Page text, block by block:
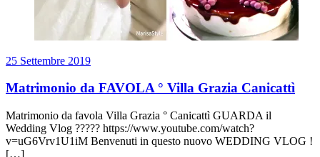
25 Settembre 2019
Matrimonio da FAVOLA ° Villa Grazia Canicattì
Matrimonio da favola Villa Grazia ° Canicattì GUARDA il
Wedding Vlog ????? https://www.youtube.com/watch?
v=uG6Vrv1U1iM Benvenuti in questo nuovo WEDDING VLOG !
[…]